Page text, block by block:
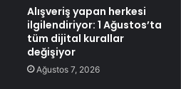
Alışveriş yapan herkesi
ilgilendiriyor: 1 Ağustos’ta
tüm dijital kurallar
değişiyor
Ağustos 7, 2026